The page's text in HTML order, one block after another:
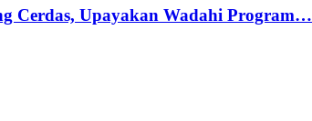
Cerdas, Upayakan Wadahi Program…